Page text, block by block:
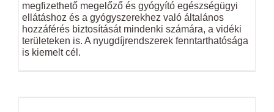
megfizethető megelőző és gyógyító egészségügyi
ellátáshoz és a gyógyszerekhez való általános
hozzáférés biztosítását mindenki számára, a vidéki
területeken is. A nyugdíjrendszerek fenntarthatósága
is kiemelt cél.